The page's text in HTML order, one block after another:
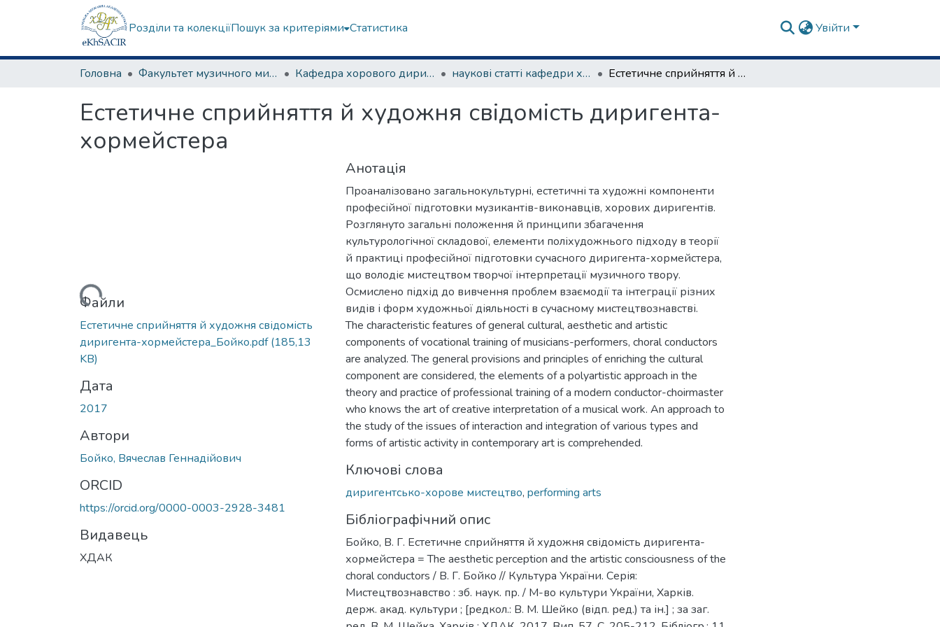
Розділи та колекціїПошук за критеріями Статистика Увійти
Головна Факультет музичного мистецтва Кафедра хорового диригування та академічного співу наукові статті кафедри хорового диригування Естетичне сприйняття й художня свідомість диригента-хормейстера
Естетичне сприйняття й художня свідомість диригента-
хормейстера
Вантажиться...Файли
Естетичне сприйняття й художня свідомість
диригента-хормейстера_Бойко.pdf(185,13
KB)
Дата
2017
Автори
Бойко, Вячеслав Геннадійович
ORCID
https://orcid.org/0000-0003-2928-3481
Видавець
ХДАК
Анотація
Проаналізовано загальнокультурні, естетичні та художні компоненти
професійної підготовки музикантів-­виконавців, хорових диригентів.
Розглянуто загальні положення й принципи збагачення
культурологічної складової, елементи поліхудожнього підходу в теорії
й практиці професійної підготовки сучасного диригента-­хормейстера,
що володіє мистецтвом творчої інтерпретації музичного твору.
Осмислено підхід до вивчення проблем взаємодії та інтеграції різних
видів і форм художньої діяльності в сучасному мистецтвознавстві.
The characteristic features of general cultural, aesthetic and artistic
components of vocational training of musicians-performers, choral conductors
are analyzed. The general provisions and principles of enriching the cultural
component are considered, the elements of a polyartistic approach in the
theory and practice of professional training of a modern conductor-choirmaster
who knows the art of creative interpretation of a musical work. An approach to
the study of the issues of interaction and integration of various types and
forms of artistic activity in contemporary art is comprehended.
Ключові слова
диригентсько-хорове мистецтво, performing arts
Бібліографічний опис
Бойко, В. Г. Естетичне сприйняття й художня свідомість диригента-
хормейстера = The aesthetic perception and the artistic consciousness of the
choral conductors / В. Г. Бойко // Культура України. Серія:
Мистецтвознавство : зб. наук. пр. / М-во культури України, Харків.
держ. акад. культури ; [редкол.: В. М. Шейко (відп. ред.) та ін.] ; за заг.